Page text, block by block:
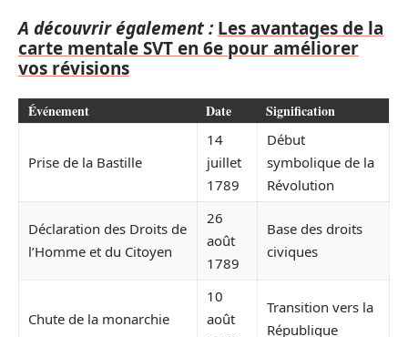
A découvrir également : Les avantages de la
carte mentale SVT en 6e pour améliorer
vos révisions
Événement Date Signification
Prise de la Bastille
14
juillet
1789
Début
symbolique de la
Révolution
Déclaration des Droits de
l’Homme et du Citoyen
26
août
1789
Base des droits
civiques
Chute de la monarchie
10
août
Transition vers la
République